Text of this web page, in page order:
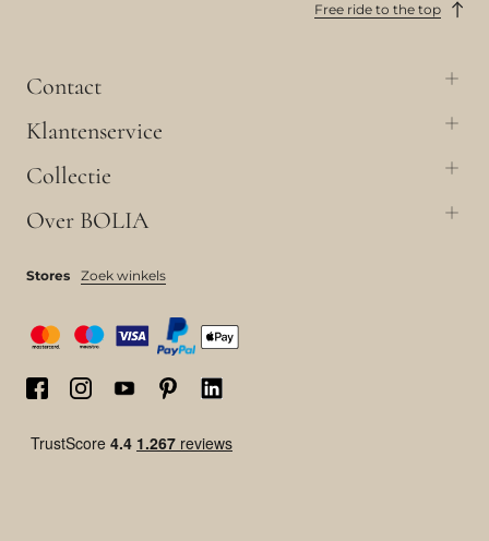
Free ride to the top
Contact
Klantenservice
Collectie
Over BOLIA
Stores Zoek winkels